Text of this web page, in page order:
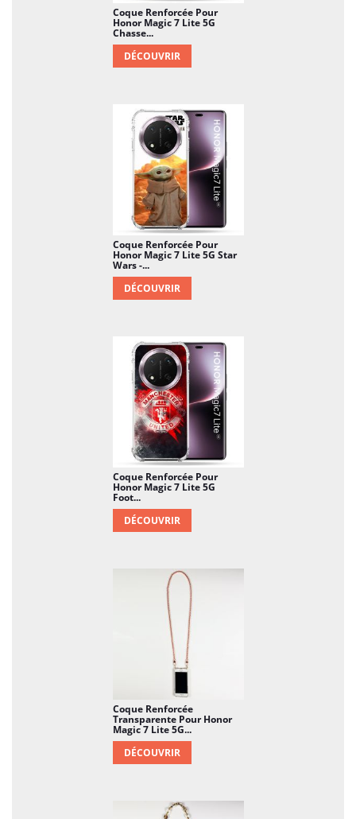
Coque Renforcée Pour
Honor Magic 7 Lite 5G
Chasse...
DÉCOUVRIR
Coque Renforcée Pour
Honor Magic 7 Lite 5G Star
Wars -...
DÉCOUVRIR
Coque Renforcée Pour
Honor Magic 7 Lite 5G
Foot...
DÉCOUVRIR
Coque Renforcée
Transparente Pour Honor
Magic 7 Lite 5G...
DÉCOUVRIR